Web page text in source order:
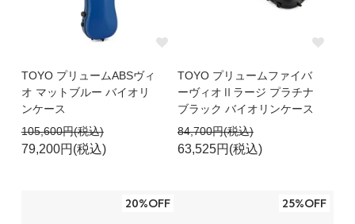
TOYO プリュームABSヴィ
オ マットブルー バイオリ
ンケース
105,600円(税込)
79,200円(税込)
TOYO プリュームファイバ
ーヴィオⅡラージ プラチナ
ブラック バイオリンケース
84,700円(税込)
63,525円(税込)
20%OFF 25%OFF